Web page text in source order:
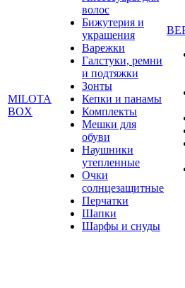
MILOTA
BOX
волос
Бижутерия и
украшения
Варежки
Галстуки, ремни
и подтяжки
Зонты
Кепки и панамы
Комплекты
Мешки для
обуви
Наушники
утепленные
Очки
солнцезащитные
Перчатки
Шапки
Шарфы и снуды